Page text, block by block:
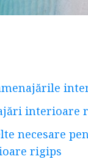
interioare
necesare
rigips